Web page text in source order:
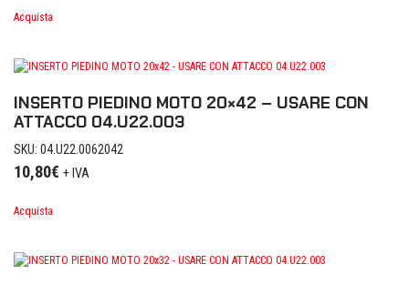
Acquista
INSERTO PIEDINO MOTO 20×42 – USARE CON
ATTACCO 04.U22.003
SKU: 04.U22.0062042
10,80€ + IVA
Acquista